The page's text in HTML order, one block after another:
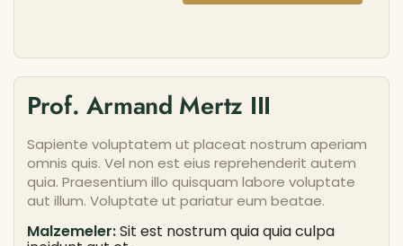
Prof. Armand Mertz III
Sapiente voluptatem ut placeat nostrum aperiam
omnis quis. Vel non est eius reprehenderit autem
quia. Praesentium illo quisquam labore voluptate
aut illum. Voluptate ut pariatur eum beatae.
Malzemeler:Sit est nostrum quia quia culpa